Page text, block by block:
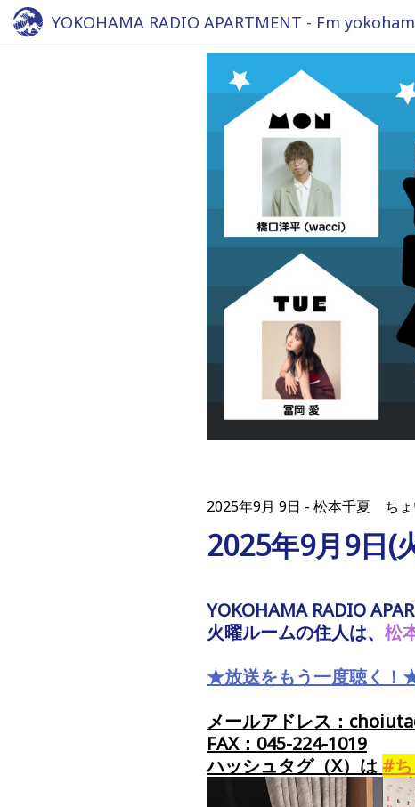
YOKOHAMA RADIO APARTMENT - Fm
2025年9月 9日 松本千夏 ちょ
2025年9月9日(
YOKOHAMA RADIO
火曜ルームの住人は、 松
★放送をもう一度聴く！
メールアドレス：
FAX：045-224-1019
ハッシュタグ（X） は #